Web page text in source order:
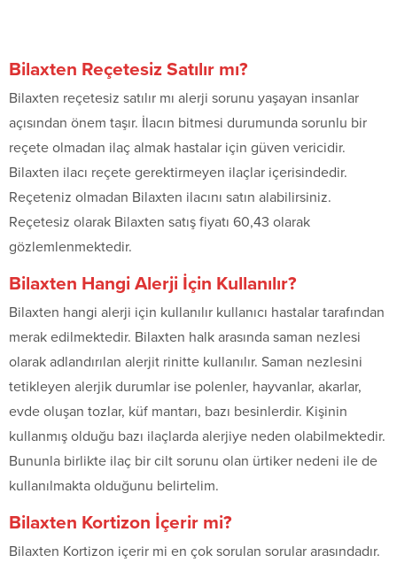
Bilaxten Reçetesiz Satılır mı?
Bilaxten reçetesiz satılır mı alerji sorunu yaşayan insanlar
açısından önem taşır. İlacın bitmesi durumunda sorunlu bir
reçete olmadan ilaç almak hastalar için güven vericidir.
Bilaxten ilacı reçete gerektirmeyen ilaçlar içerisindedir.
Reçeteniz olmadan Bilaxten ilacını satın alabilirsiniz.
Reçetesiz olarak Bilaxten satış fiyatı 60,43 olarak
gözlemlenmektedir.
Bilaxten Hangi Alerji İçin Kullanılır?
Bilaxten hangi alerji için kullanılır kullanıcı hastalar tarafından
merak edilmektedir. Bilaxten halk arasında saman nezlesi
olarak adlandırılan alerjit rinitte kullanılır. Saman nezlesini
tetikleyen alerjik durumlar ise polenler, hayvanlar, akarlar,
evde oluşan tozlar, küf mantarı, bazı besinlerdir. Kişinin
kullanmış olduğu bazı ilaçlarda alerjiye neden olabilmektedir.
Bununla birlikte ilaç bir cilt sorunu olan ürtiker nedeni ile de
kullanılmakta olduğunu belirtelim.
Bilaxten Kortizon İçerir mi?
Bilaxten Kortizon içerir mi en çok sorulan sorular arasındadır.